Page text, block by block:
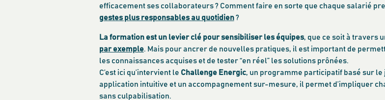
efficacement ses collaborateurs ? Comment faire en sorte que chaque salarié
gestes plus responsables au quotidien?
La formation est un levier clé pour sensibiliser les équipes, que ce soit à travers
par exemple. Mais pour ancrer de nouvelles pratiques, il est important de
les connaissances acquises et de tester “en réel” les solutions prônées.
C’est ici qu’intervient le Challenge Energic, un programme participatif basé sur le
application intuitive et un accompagnement sur-mesure, il permet d’impliquer
sans culpabilisation.